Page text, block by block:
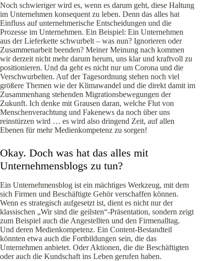
Noch schwieriger wird es, wenn es darum geht, diese Haltung
im Unternehmen konsequent zu leben. Denn das alles hat
Einfluss auf unternehmerische Entscheidungen und die
Prozesse im Unternehmen. Ein Beispiel: Ein Unternehmen
aus der Lieferkette schwurbelt – was nun? Ignorieren oder
Zusammenarbeit beenden? Meiner Meinung nach kommen
wir derzeit nicht mehr darum herum, uns klar und kraftvoll zu
positionieren. Und da geht es nicht nur um Corona und die
Verschwurbelten. Auf der Tagesordnung stehen noch viel
größere Themen wie der Klimawandel und die direkt damit im
Zusammenhang stehenden Migrationsbewegungen der
Zukunft. Ich denke mit Grausen daran, welche Flut von
Menschenverachtung und Fakenews da noch über uns
reinstürzen wird … es wird also dringend Zeit, auf allen
Ebenen für mehr Medienkompetenz zu sorgen!
Okay. Doch was hat das alles mit
Unternehmensblogs zu tun?
Ein Unternehmensblog ist ein mächtiges Werkzeug, mit dem
sich Firmen und Beschäftigte Gehör verschaffen können.
Wenn es strategisch aufgesetzt ist, dient es nicht nur der
klassischen „Wir sind die geilsten“-Präsentation, sondern zeigt
zum Beispiel auch die Angestellten und den Firmenalltag.
Und deren Medienkompetenz. Ein Content-Bestandteil
könnten etwa auch die Fortbildungen sein, die das
Unternehmen anbietet. Oder Aktionen, die die Beschäftigten
oder auch die Kundschaft ins Leben gerufen haben.